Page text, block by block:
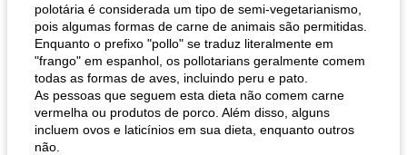
polotária é considerada um tipo de semi-vegetarianismo,
pois algumas formas de carne de animais são permitidas.
Enquanto o prefixo "pollo" se traduz literalmente em
"frango" em espanhol, os pollotarians geralmente comem
todas as formas de aves, incluindo peru e pato.
As pessoas que seguem esta dieta não comem carne
vermelha ou produtos de porco. Além disso, alguns
incluem ovos e laticínios em sua dieta, enquanto outros
não.